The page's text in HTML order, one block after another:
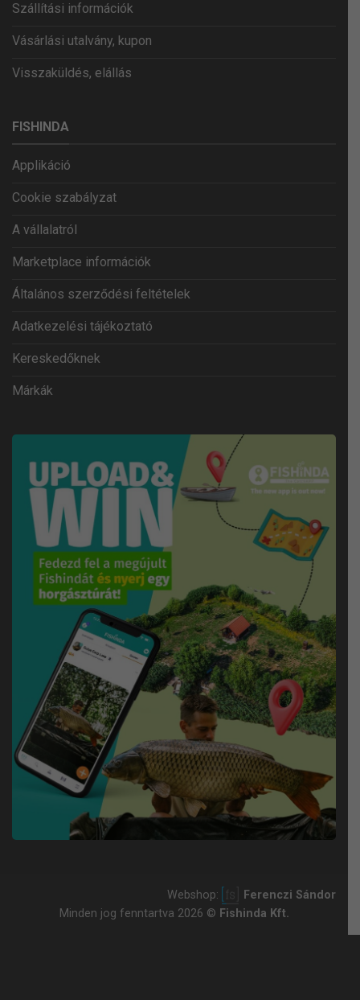
Szállítási információk
Vásárlási utalvány, kupon
Visszaküldés, elállás
FISHINDA
Applikáció
Cookie szabályzat
A vállalatról
Marketplace információk
Általános szerződési feltételek
Adatkezelési tájékoztató
Kereskedőknek
Márkák
Webshop:
Ferenczi Sándor
Minden jog fenntartva 2026 © Fishinda Kft.